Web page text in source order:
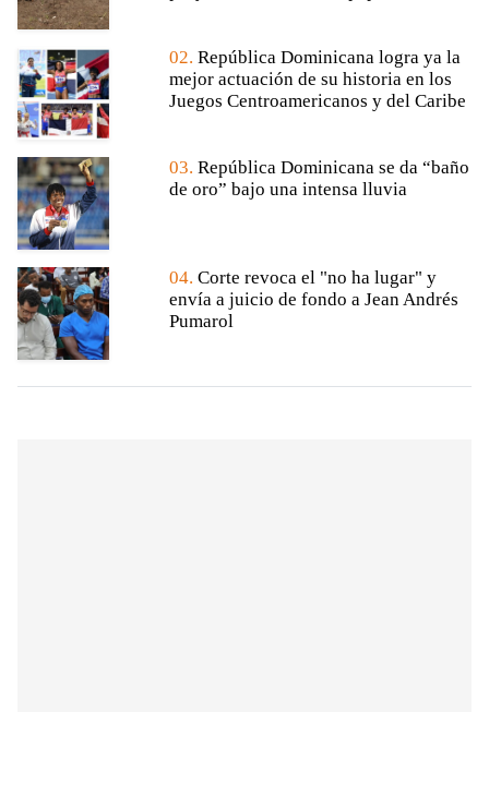
02. República Dominicana logra ya la
mejor actuación de su historia en los
Juegos Centroamericanos y del Caribe
03. República Dominicana se da “baño
de oro” bajo una intensa lluvia
04. Corte revoca el "no ha lugar" y
envía a juicio de fondo a Jean Andrés
Pumarol